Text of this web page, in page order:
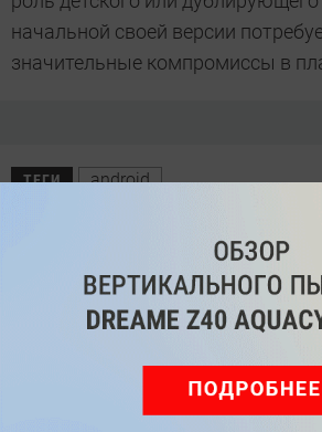
начальной своей версии
значительные компромиссы в
ТЕГИ android
Денис Поповкин
Была ли статья интересна?